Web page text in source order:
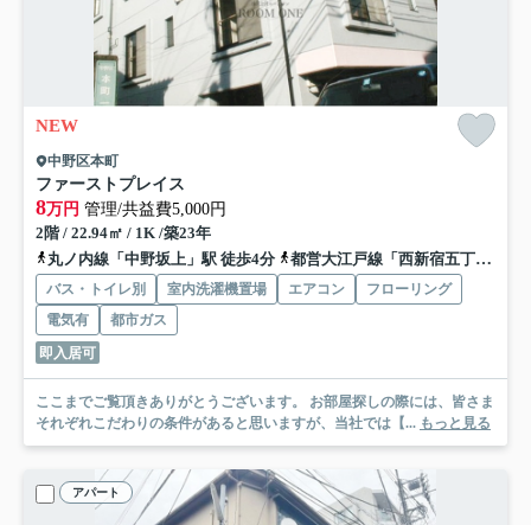
NEW
中野区本町
ファーストプレイス
8万円 管理/共益費5,000円
2階 / 22.94㎡ / 1K /築23年
丸ノ内線「中野坂上」駅 徒歩4分
都営大江戸線「西新宿五丁目」駅 徒歩8分
バス・トイレ別 室内洗濯機置場 エアコン
フローリング
電気有
都市ガス
即入居可
ここまでご覧頂きありがとうございます。 お部屋探しの際には、皆さま
それぞれこだわりの条件があると思いますが、当社では【... もっと見る
アパート